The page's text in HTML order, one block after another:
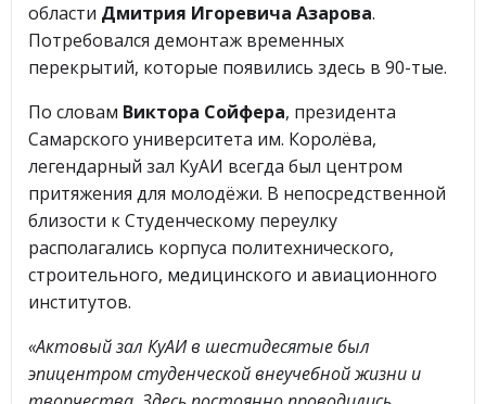
области Дмитрия Игоревича Азарова.
Потребовался демонтаж временных
перекрытий, которые появились здесь в 90-тые.
По словам Виктора Сойфера, президента
Самарского университета им. Королёва,
легендарный зал КуАИ всегда был центром
притяжения для молодёжи. В непосредственной
близости к Студенческому переулку
располагались корпуса политехнического,
строительного, медицинского и авиационного
институтов.
«Актовый зал КуАИ в шестидесятые был
эпицентром студенческой внеучебной жизни и